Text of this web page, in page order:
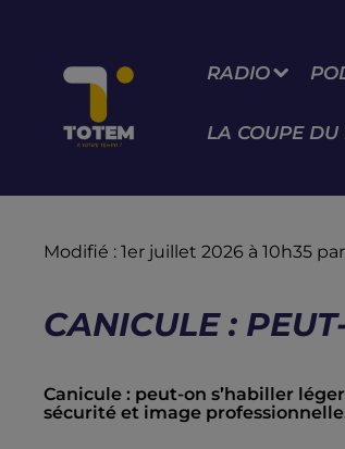
RADIO
LA COUPE
Modifié : 1er juillet 2026 à 10h35
CANICULE :
Canicule : peut-on s’habiller
sécurité et image